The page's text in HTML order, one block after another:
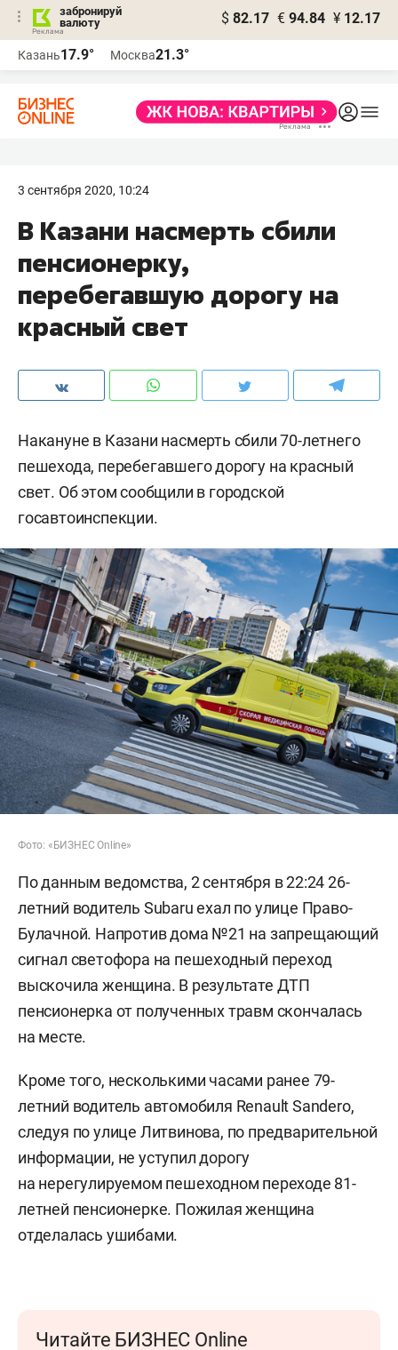
забронируй
валюту
$ 82.17 € 94.84 ¥ 12.17
Казань17.9° Москва21.3°
3 сентября 2020, 10:24
В Казани насмерть сбили
пенсионерку,
перебегавшую дорогу на
красный свет
Накануне в Казани насмерть сбили 70-летнего
пешехода, перебегавшего дорогу на красный
свет. Об этом сообщили в городской
госавтоинспекции.
Фото: «БИЗНЕС Online»
По данным ведомства, 2 сентября в 22:24 26-
летний водитель Subaru ехал по улице Право-
Булачной. Напротив дома №21 на запрещающий
сигнал светофора на пешеходный переход
выскочила женщина. В результате ДТП
пенсионерка от полученных травм скончалась
на месте.
Кроме того, несколькими часами ранее 79-
летний водитель автомобиля Renault Sandero,
следуя по улице Литвинова, по предварительной
информации, не уступил дорогу
на нерегулируемом пешеходном переходе 81-
летней пенсионерке. Пожилая женщина
отделалась ушибами.
Читайте БИЗНЕС Online